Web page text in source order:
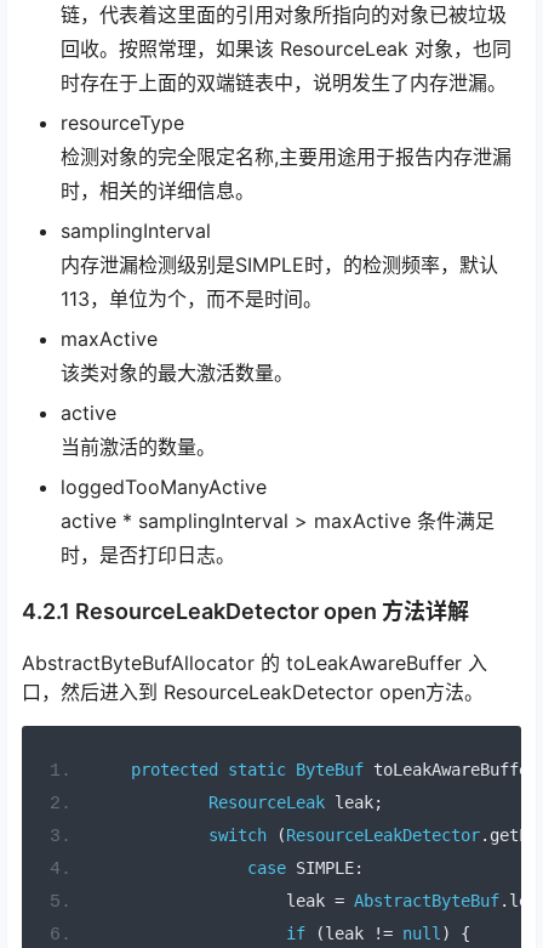
链，代表着这里面的引用对象所指向的对象已被垃圾
回收。按照常理，如果该 ResourceLeak 对象，也同
时存在于上面的双端链表中，说明发生了内存泄漏。
resourceType
检测对象的完全限定名称,主要用途用于报告内存泄漏
时，相关的详细信息。
samplingInterval
内存泄漏检测级别是SIMPLE时，的检测频率，默认
113，单位为个，而不是时间。
maxActive
该类对象的最大激活数量。
active
当前激活的数量。
loggedTooManyActive
active * samplingInterval > maxActive 条件满足
时，是否打印日志。
4.2.1 ResourceLeakDetector open 方法详解
AbstractByteBufAllocator 的 toLeakAwareBuffer 入
口，然后进入到 ResourceLeakDetector open方法。
protected static ByteBuf toLeakAwareBuffer
ResourceLeak leak;
switch
(ResourceLeakDetector.
case SIMPLE:
                    leak
= AbstractByteBuf.
if
(leak != null )
{